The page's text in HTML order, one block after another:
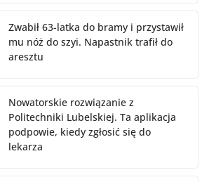
Zwabił 63-latka do bramy i przystawił
mu nóż do szyi. Napastnik trafił do
aresztu
Nowatorskie rozwiązanie z
Politechniki Lubelskiej. Ta aplikacja
podpowie, kiedy zgłosić się do
lekarza